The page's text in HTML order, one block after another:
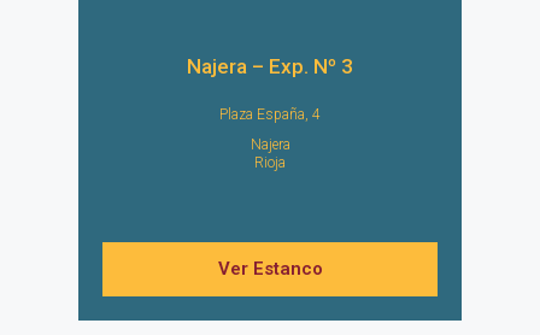
Najera – Exp. Nº 3
Plaza España, 4
Najera
Rioja
Ver Estanco